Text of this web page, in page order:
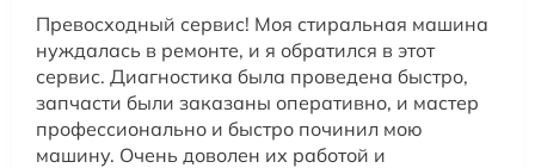
Превосходный сервис! Моя стиральная машина
нуждалась в ремонте, и я обратился в этот
сервис. Диагностика была проведена быстро,
запчасти были заказаны оперативно, и мастер
профессионально и быстро починил мою
машину. Очень доволен их работой и